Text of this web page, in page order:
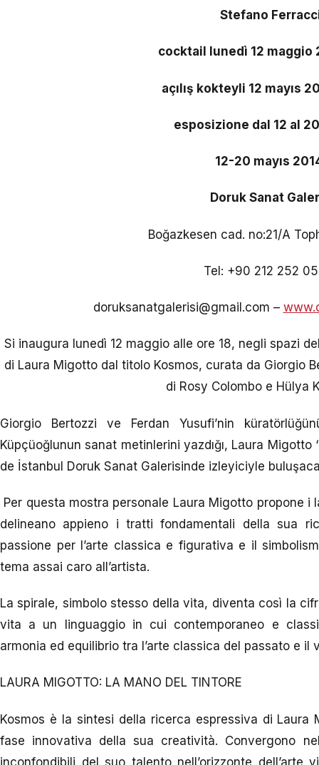
Stefano
cocktail lunedì 12 maggio
açılış kokteyli 12 mayıs
esposizione dal 12 al
12-20 mayıs
Doruk Sanat
Boğazkesen cad. no:21/A
Tel: +90 212 252
doruksanatgalerisi@gmail.com –
Si inaugura lunedì 12 maggio alle ore 18, negli spazi
di Laura Migotto dal titolo Kosmos, curata da Giorgio
di Rosy Colombo e Hülya
Giorgio Bertozzi ve Ferdan Yusufi’nin
Küpçüoğlunun sanat metinlerini yazdığı, Laura Migotto
de İstanbul Doruk Sanat Galerisinde izleyiciyle
Per questa mostra personale Laura Migotto propone
delineano appieno i tratti fondamentali della sua
passione per l’arte classica e figurativa e il
tema assai caro all’artista.
La spirale, simbolo stesso della vita, diventa così la
vita a un linguaggio in cui contemporaneo e
armonia ed equilibrio tra l’arte classica del passato e il
LAURA MIGOTTO: LA MANO DEL TINTORE
Kosmos è la sintesi della ricerca espressiva di Laura
fase innovativa della sua creatività. Convergono
inconfondibili del suo talento nell’orizzonte dell’arte